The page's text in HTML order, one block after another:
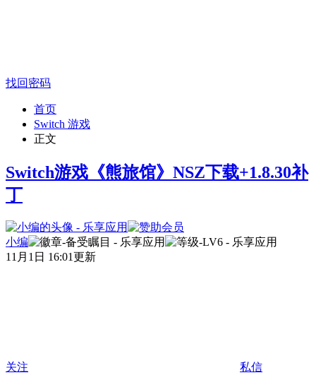
找回密码
首页
Switch 游戏
正文
Switch游戏《熊旅馆》NSZ下载+1.8.30补
丁
小编
11月1日 16:01更新
关注 私信